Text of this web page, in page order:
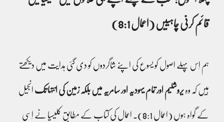
قائم کرنی چاہییں (اعمال 8:1)
ہم اِس پہلے اصول کو یسوع کی اپنے شاگردوں کو دی گئی ہدایت میں دیکھتے
ہیں کہ وہیروشلیم اور تمام یہودیہ اور سامریہ میں بلکہ زمین کی انتہا تک انجیل
کے گواہ ہوں (اعمال 8:1)۔ اعمال کی کتاب کے مطابق کلیسیا نے اِسی